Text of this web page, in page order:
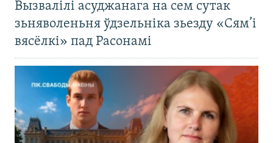
Вызвалілі асуджанага на сем сутак
зьняволеньня ўдзельніка зьезду «Сям’і
вясёлкі» пад Расонамі